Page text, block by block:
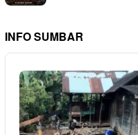
INFO SUMBAR